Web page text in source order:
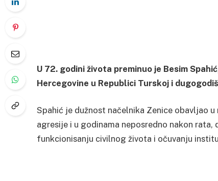
U 72. godini života preminuo je Besim
Hercegovine u Republici Turskoj i
Spahić je dužnost načelnika Zenice obavljao
agresije i u godinama neposredno nakon
funkcionisanju civilnog života i očuvanju